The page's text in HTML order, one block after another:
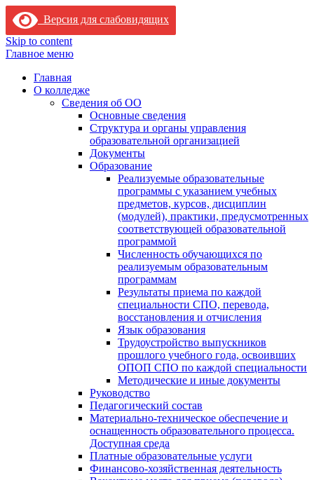
Версия для слабовидящих
Skip to content
Главное меню
Главная
О колледже
Сведения об ОО
Основные сведения
Структура и органы управления
образовательной организацией
Документы
Образование
Реализуемые образовательные
программы с указанием учебных
предметов, курсов, дисциплин
(модулей), практики, предусмотренных
соответствующей образовательной
программой
Численность обучающихся по
реализуемым образовательным
программам
Результаты приема по каждой
специальности СПО, перевода,
восстановления и отчисления
Язык образования
Трудоустройство выпускников
прошлого учебного года, освоивших
ОПОП СПО по каждой специальности
Методические и иные документы
Руководство
Педагогический состав
Материально-техническое обеспечение и
оснащенность образовательного процесса.
Доступная среда
Платные образовательные услуги
Финансово-хозяйственная деятельность